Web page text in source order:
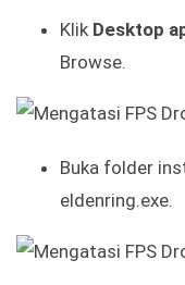
Klik Desktop
Browse.
Buka folder
eldenring.exe.